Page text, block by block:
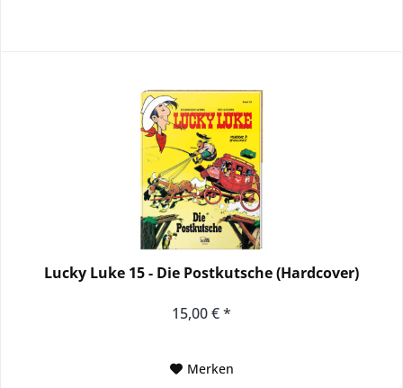
Lucky Luke 15 - Die Postkutsche (Hardcover)
15,00 € *
Merken